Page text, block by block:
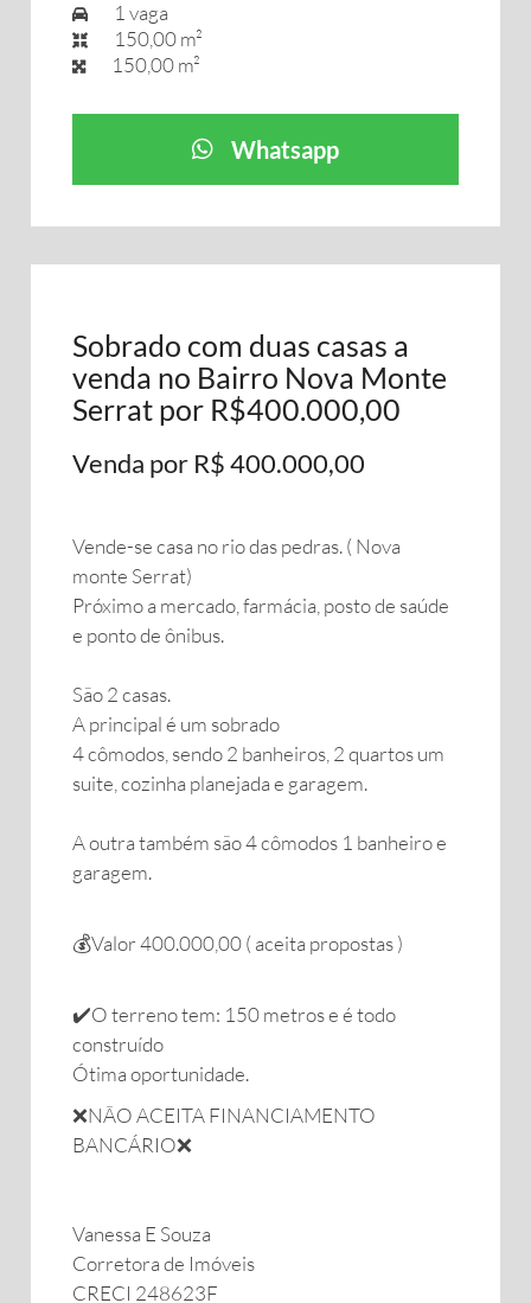
1 vaga
150,00 m²
150,00 m²
Whatsapp
Sobrado com duas casas a
venda no Bairro Nova Monte
Serrat por R$400.000,00
Venda por R$ 400.000,00
Vende-se casa no rio das pedras. ( Nova
monte Serrat)
Próximo a mercado, farmácia, posto de saúde
e ponto de ônibus.
São 2 casas.
A principal é um sobrado
4 cômodos, sendo 2 banheiros, 2 quartos um
suite, cozinha planejada e garagem.
A outra também são 4 cômodos 1 banheiro e
garagem.
💰Valor 400.000,00 ( aceita propostas )
✔️O terreno tem: 150 metros e é todo
construído
Ótima oportunidade.
❌NÃO ACEITA FINANCIAMENTO
BANCÁRIO❌
Vanessa E Souza
Corretora de Imóveis
CRECI 248623F